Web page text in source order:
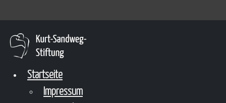
Startseite
Impressum